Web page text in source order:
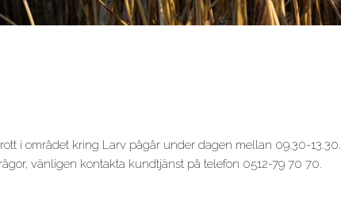
i området kring Larv pågår under dagen mellan 09.30-13.30.
vänligen kontakta kundtjänst på telefon 0512-79 70 70.